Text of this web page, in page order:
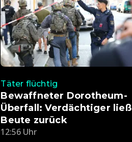
Täter flüchtig
Bewaffneter Dorotheum-
Überfall: Verdächtiger ließ
Beute zurück
12:56 Uhr